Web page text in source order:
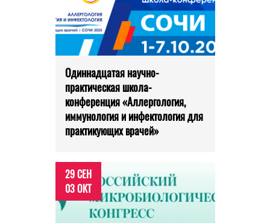
Одиннадцатая научно-
практическая школа-
конференция «Аллергология,
иммунология и инфектология для
практикующих врачей»
29 СЕН
03 ОКТ